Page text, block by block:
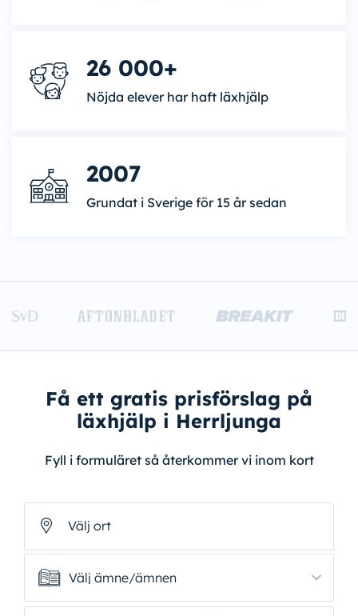
26 000+
Nöjda elever har haft läxhjälp
2007
Grundat i Sverige för 15 år sedan
Få ett gratis prisförslag på
läxhjälp i Herrljunga
Fyll i formuläret så återkommer vi inom kort
Välj ort
Välj ämne/ämnen
Välj ämne/ämnen